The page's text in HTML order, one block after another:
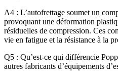
A4 : L’autofrettage soumet un
provoquant une déformation
résiduelles de compression. Ces
vie en fatigue et la résistance à la
Q5 : Qu’est-ce qui différencie
autres fabricants d’équipements